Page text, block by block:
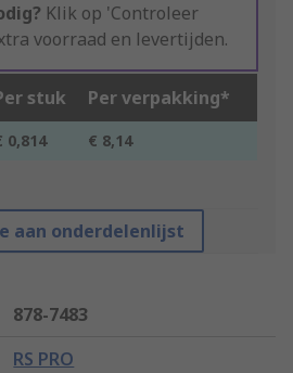
Klik op 'Controleer
voorraad en levertijden.
stuk Per verpakking*
0,814 € 8,14
aan onderdelenlijst
878-7483
RS PRO